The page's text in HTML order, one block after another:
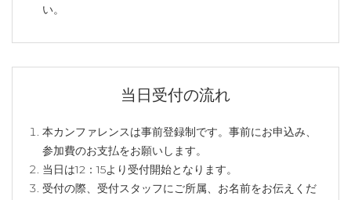
い。
当日受付の流れ
本カンファレンスは事前登録制です。事前にお申込み、
参加費のお支払をお願いします。
当日は12：15より受付開始となります。
受付の際、受付スタッフにご所属、お名前をお伝えくだ